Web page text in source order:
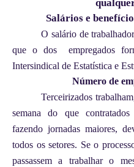
Salários e
O salário de
que o dos empregados
Intersindical de Estatística e
Número de
Terceirizados
semana do que
fazendo jornadas maiores,
todos os setores. Se o
passassem a trabalhar o